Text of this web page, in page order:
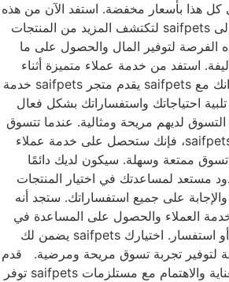
كل هذا بأسعار مخفضة. استفد الآن من هذه
العروض الخاصة وتوجه إلى saifpets لتكتشف المزيد من المنتجات
الفرصة لتوفير المال والحصول على ما
استفد من خدمة عملاء متميزة أثناء
تسوقك لمستلزمات حيوانك مع saifpets يقدم متجر saifpets خدمة
احتياجاتك واستفساراتك بشكل فعال
لديهم مريحة ومثالية. عندما تتسوق
لمستلزمات حيوانك مع saifpets، فإنك ستحصل على خدمة عملاء
ممتعة وسهلة. سيكون لديك دائمًا
مستعد لمساعدتك في اختيار المنتجات
والإجابة على جميع استفساراتك. ستجد أنه
العملاء والحصول على المساعدة في
حال واجهتك أي مشكلة أو استفسار. اختيارك saifpets يضمن لك
لتوفير تجربة تسوق مريحة ومرضية. قدم
لحيوانك الأليف أفضل العناية والاهتمام مع مستلزمات saifpets توفر